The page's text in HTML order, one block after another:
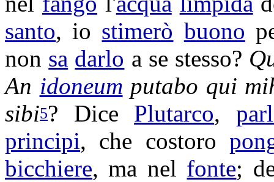
santo, io stimerò buono
non sa darlo a se stesso?
An idoneum putabo qui
sibi5? Dice Plutarco,
principi, che costoro
bicchiere, ma nel fonte;